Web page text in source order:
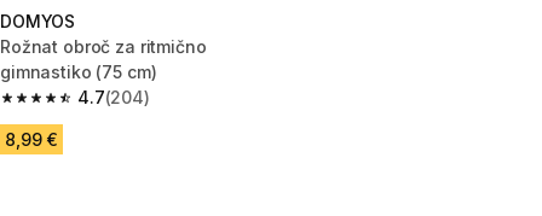
DOMYOS
Rožnat obroč za ritmično
gimnastiko (75 cm)
4.7
4.7 od 5 zvezdic from 204 ocene
(204)
8,99 €